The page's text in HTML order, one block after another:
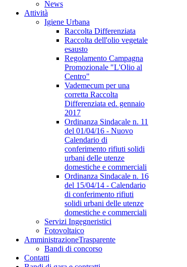
News
Attività
Igiene Urbana
Raccolta Differenziata
Raccolta dell'olio vegetale
esausto
Regolamento Campagna
Promozionale "L'Olio al
Centro"
Vademecum per una
corretta Raccolta
Differenziata ed. gennaio
2017
Ordinanza Sindacale n. 11
del 01/04/16 - Nuovo
Calendario di
conferimento rifiuti solidi
urbani delle utenze
domestiche e commerciali
Ordinanza Sindacale n. 16
del 15/04/14 - Calendario
di conferimento rifiuti
solidi urbani delle utenze
domestiche e commerciali
Servizi Ingegneristici
Fotovoltaico
AmministrazioneTrasparente
Bandi di concorso
Contatti